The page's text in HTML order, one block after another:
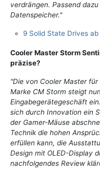
verdrängen. Passend
Datenspeicher."
9 Solid State Drives
Cooler Master Storm
präzise?
"Die von Cooler Master
Marke CM Storm steigt
Eingabegerätegeschäft
sich durch Innovation ein
der Gamer-Mäuse
Technik die hohen
erfüllen kann, die
Design mit OLED-Display
nachfolgendes Review